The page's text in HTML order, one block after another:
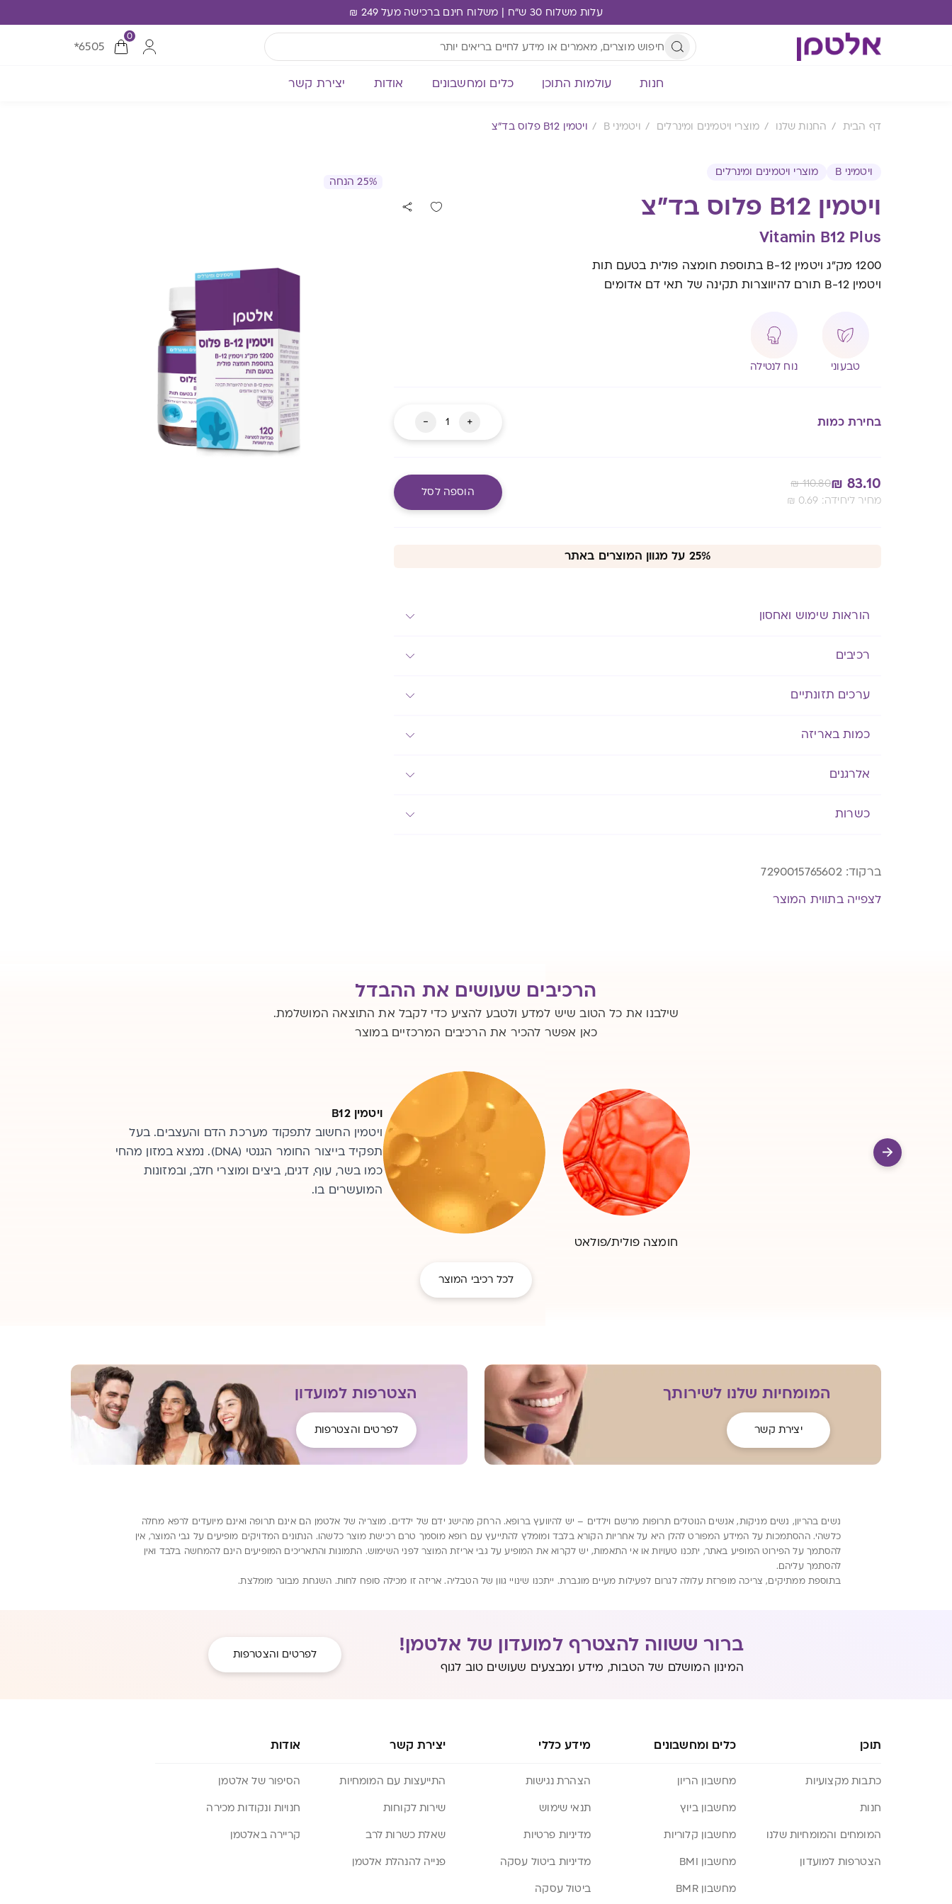
עלות משלוח 30 ש"ח | משלוח חינם ברכישה מעל 249 ₪
0
*6505
חנות עולמות התוכן כלים ומחשבונים אודות יצירת קשר
דף הבית החנות שלנו מוצרי ויטמינים ומינרלים ויטמיני B ויטמין B12 פלוס בד"צ
25% הנחה
ויטמיני B מוצרי ויטמינים ומינרלים
ויטמין B12 פלוס בד"צ
Vitamin B12 Plus
1200 מק"ג ויטמין B-12 בתוספת חומצה פולית בטעם תות
ויטמין B-12 תורם להיווצרות תקינה של תאי דם אדומים
טבעוני נוח לנטילה
בחירת כמות +
כמות
של
B12
פלוס
בד"צ
-
₪ 83.10
₪110.80
₪ 0.69 :מחיר ליחידה
הוספה לסל
25% על מגוון המוצרים באתר
הוראות שימוש ואחסון
רכיבים
ערכים תזונתיים
כמות באריזה
אלרגנים
כשרות
ברקוד:7290015765602
לצפייה בתווית המוצר
הרכיבים שעושים את ההבדל
שילבנו את כל הטוב שיש למדע ולטבע להציע כדי לקבל את התוצאה המושלמת.
כאן אפשר להכיר את הרכיבים המרכזיים במוצר
ויטמין B12
ויטמין החשוב לתפקוד מערכת הדם והעצבים. בעל
תפקיד בייצור החומר הגנטי (DNA). נמצא במזון מהחי
כמו בשר, עוף, דגים, ביצים ומוצרי חלב, ובמזונות
המועשרים בו.
חומצה פולית/פולאט
מומלץ ליטול תוסף שלו בתקופת הפוריות ובהריון
לקידום התפתחות תקינה של העובר. נמצא במגוון
מזונות מהצומח ומהחי.
חומצה פולית/פולאט
לכל רכיבי המוצר
המומחיות שלנו לשירותך
יצירת קשר
הצטרפות למועדון
לפרטים והצטרפות
נשים בהריון, נשים מניקות, אנשים הנוטלים תרופות מרשם וילדים – יש להיוועץ ברופא. הרחק מהישג ידם של ילדים. מוצריה של אלטמן הם אינם תרופה ואינם מיועדים לרפא מחלה
כלשהי. ההסתמכות על המידע המפורט להלן היא על אחריות הקורא בלבד ומומלץ להתייעץ עם רופא מוסמך טרם רכישת מוצר כלשהו. הנתונים המדויקים מופיעים על גבי המוצר, אין
להסתמך על הפירוט המופיע באתר, יתכנו טעויות או אי התאמות, יש לקרוא את המופיע על גבי אריזת המוצר לפני השימוש. התמונות והתאריכים המופיעים הינם להמחשה בלבד ואין
להסתמך עליהם.
בתוספת ממתיקים, צריכה מופרזת עלולה לגרום לפעילות מעיים מוגברת. ייתכנו שינויי גוון של הטבליה. אריזה זו מכילה סופח לחות. השגחת מבוגר מומלצת.
ברור ששווה להצטרף למועדון של אלטמן!
המינון המושלם של הטבות, מידע ומבצעים שעושים טוב לגוף
לפרטים והצטרפות
תוכן
כתבות מקצועיות
חנות
המומחים והמומחיות שלנו
הצטרפות למועדון
כלים ומחשבונים
מחשבון הריון
מחשבון ביוץ
מחשבון קלוריות
מחשבון BMI
מחשבון BMR
מידע כללי
הצהרת נגישות
תנאי שימוש
מדיניות פרטיות
מדיניות ביטול עסקה
ביטול עסקה
יצירת קשר
התייעצות עם המומחיות
שירות לקוחות
שאלת כשרות לרב
פנייה להנהלת אלטמן
אודות
הסיפור של אלטמן
חנויות ונקודות מכירה
קריירה באלטמן